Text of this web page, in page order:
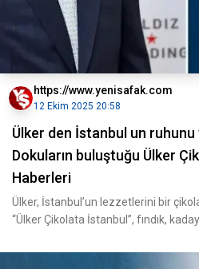
https://www.yenisafak.com
12 Ekim 2025 20:58
Ülker den İstanbul un
Dokuların buluştuğu Ülker
Haberleri
Ülker, İstanbul’un lezzetlerini bir
“Ülker Çikolata İstanbul”, fındık,